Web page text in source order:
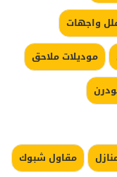
واجهات
موديلات ملاحق
مقاول شبوك